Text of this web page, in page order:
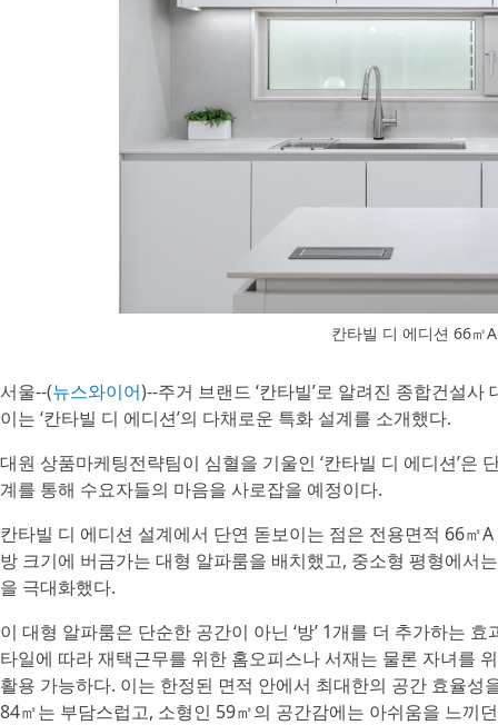
칸타빌 디 에디션 66㎡
서울--(뉴스와이어)--주거 브랜드 ‘칸타빌’로 알려진 종합건설
이는 ‘칸타빌 디 에디션’의 다채로운 특화 설계를 소개했다.
대원 상품마케팅전략팀이 심혈을 기울인 ‘칸타빌 디 에디션’
계를 통해 수요자들의 마음을 사로잡을 예정이다.
칸타빌 디 에디션 설계에서 단연 돋보이는 점은 전용면적 66㎡
방 크기에 버금가는 대형 알파룸을 배치했고, 중소형 평형에서
을 극대화했다.
이 대형 알파룸은 단순한 공간이 아닌 ‘방’ 1개를 더 추가하는
타일에 따라 재택근무를 위한 홈오피스나 서재는 물론 자녀를
활용 가능하다. 이는 한정된 면적 안에서 최대한의 공간 효율
84㎡는 부담스럽고, 소형인 59㎡의 공간감에는 아쉬움을 느끼